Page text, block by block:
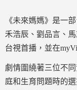
《未來媽媽》是一
禾浩辰、劉品言、
台視首播，並在
劇情圍繞著三位不
庭和生育問題時的